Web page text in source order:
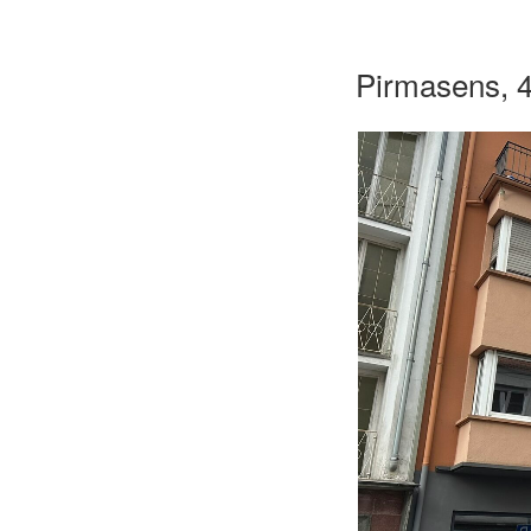
Pirmasens,